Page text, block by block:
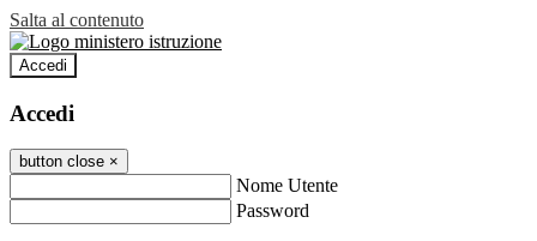
Salta al contenuto
Accedi
Accedi
button close ×
Nome Utente
Password